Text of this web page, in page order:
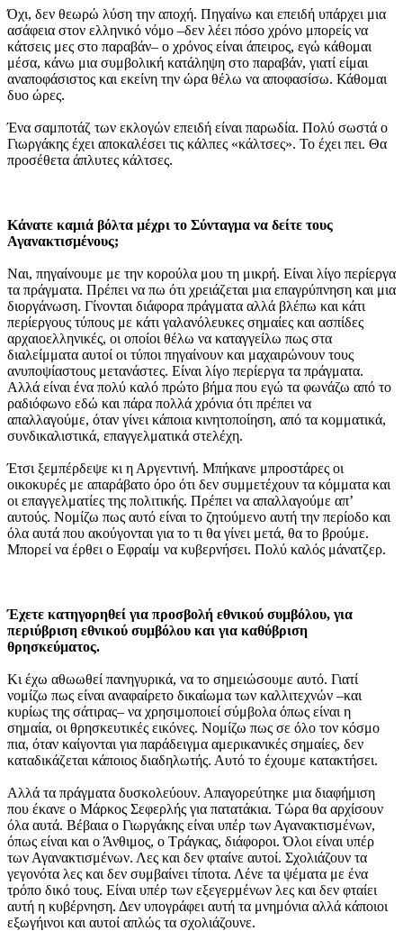
Όχι, δεν θεωρώ λύση την αποχή. Πηγαίνω και επειδή υπάρχει μια
ασάφεια στον ελληνικό νόμο –δεν λέει πόσο χρόνο μπορείς να
κάτσεις μες στο παραβάν– ο χρόνος είναι άπειρος, εγώ κάθομαι
μέσα, κάνω μια συμβολική κατάληψη στο παραβάν, γιατί είμαι
αναποφάσιστος και εκείνη την ώρα θέλω να αποφασίσω. Κάθομαι
δυο ώρες.
Ένα σαμποτάζ των εκλογών επειδή είναι παρωδία. Πολύ σωστά ο
Γιωργάκης έχει αποκαλέσει τις κάλπες «κάλτσες». Το έχει πει. Θα
προσέθετα άπλυτες κάλτσες.
Κάνατε καμιά βόλτα μέχρι το Σύνταγμα να δείτε τους
Αγανακτισμένους;
Ναι, πηγαίνουμε με την κορούλα μου τη μικρή. Είναι λίγο περίεργα
τα πράγματα. Πρέπει να πω ότι χρειάζεται μια επαγρύπνηση και μια
διοργάνωση. Γίνονται διάφορα πράγματα αλλά βλέπω και κάτι
περίεργους τύπους με κάτι γαλανόλευκες σημαίες και ασπίδες
αρχαιοελληνικές, οι οποίοι θέλω να καταγγείλω πως στα
διαλείμματα αυτοί οι τύποι πηγαίνουν και μαχαιρώνουν τους
ανυποψίαστους μετανάστες. Είναι λίγο περίεργα τα πράγματα.
Αλλά είναι ένα πολύ καλό πρώτο βήμα που εγώ τα φωνάζω από το
ραδιόφωνο εδώ και πάρα πολλά χρόνια ότι πρέπει να
απαλλαγούμε, όταν γίνει κάποια κινητοποίηση, από τα κομματικά,
συνδικαλιστικά, επαγγελματικά στελέχη.
Έτσι ξεμπέρδεψε κι η Αργεντινή. Μπήκανε μπροστάρες οι
οικοκυρές με απαράβατο όρο ότι δεν συμμετέχουν τα κόμματα και
οι επαγγελματίες της πολιτικής. Πρέπει να απαλλαγούμε απ’
αυτούς. Νομίζω πως αυτό είναι το ζητούμενο αυτή την περίοδο και
όλα αυτά που ακούγονται για το τι θα γίνει μετά, θα το βρούμε.
Μπορεί να έρθει ο Εφραίμ να κυβερνήσει. Πολύ καλός μάνατζερ.
Έχετε κατηγορηθεί για προσβολή εθνικού συμβόλου, για
περιύβριση εθνικού συμβόλου και για καθύβριση
θρησκεύματος.
Κι έχω αθωωθεί πανηγυρικά, να το σημειώσουμε αυτό. Γιατί
νομίζω πως είναι αναφαίρετο δικαίωμα των καλλιτεχνών –και
κυρίως της σάτιρας– να χρησιμοποιεί σύμβολα όπως είναι η
σημαία, οι θρησκευτικές εικόνες. Νομίζω πως σε όλο τον κόσμο
πια, όταν καίγονται για παράδειγμα αμερικανικές σημαίες, δεν
καταδικάζεται κάποιος διαδηλωτής. Αυτό το έχουμε κατακτήσει.
Αλλά τα πράγματα δυσκολεύουν. Απαγορεύτηκε μια διαφήμιση
που έκανε ο Μάρκος Σεφερλής για πατατάκια. Τώρα θα αρχίσουν
όλα αυτά. Βέβαια ο Γιωργάκης είναι υπέρ των Αγανακτισμένων,
όπως είναι και ο Άνθιμος, ο Τράγκας, διάφοροι. Όλοι είναι υπέρ
των Αγανακτισμένων. Λες και δεν φταίνε αυτοί. Σχολιάζουν τα
γεγονότα λες και δεν συμβαίνει τίποτα. Λένε τα ψέματα με ένα
τρόπο δικό τους. Είναι υπέρ των εξεγερμένων λες και δεν φταίει
αυτή η κυβέρνηση. Δεν υπογράφει αυτή τα μνημόνια αλλά κάποιοι
εξωγήινοι και αυτοί απλώς τα σχολιάζουνε.